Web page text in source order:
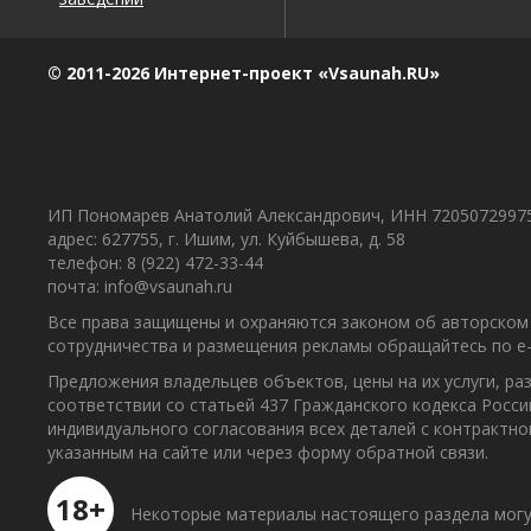
© 2011-2026 Интернет-проект «Vsaunah.RU»
ИП Пономарев Анатолий Александрович, ИНН
адрес: 627755, г. Ишим, ул. Куйбышева, д. 58
телефон: 8 (922) 472-33-44
почта: info@vsaunah.ru
Все права защищены и охраняются законом об
сотрудничества и размещения рекламы обращайтесь по
Предложения владельцев объектов, цены на их услуги,
соответствии со статьей 437 Гражданского кодекса
индивидуального согласования всех деталей с
указанным на сайте или через форму обратной связи.
18+ Некоторые материалы настоящего раздела